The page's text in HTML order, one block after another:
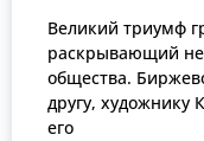
Великий триумф
раскрывающий
общества.
другу, художнику
его